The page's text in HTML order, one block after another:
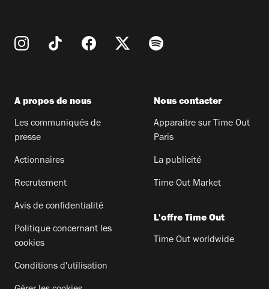
A propos de nous
Les communiqués de
presse
Actionnaires
Recrutement
Avis de confidentialité
Politique concernant les
cookies
Conditions d'utilisation
Nous contacter
Apparaitre sur Time Out
Paris
La publicité
Time Out Market
L'offre Time Out
Time Out worldwide